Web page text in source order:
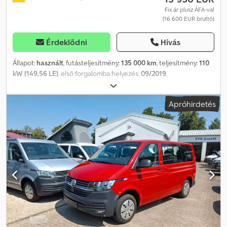
Fix ár plusz ÁFA-val
(16 600 EUR bruttó)
Érdeklődni Hívás
Állapot: használt, futásteljesítmény:135 000 km, teljesítmény:110
kW (149,56 LE), első forgalomba helyezés:09/2019,
, össztömeg:
(TÜV):03/2028, szín:fehér, hajtástípus:mechanikai, kibocsátási
5 300 mm, teljes
1 904 mm, teljes magasság:2 477 mm, raktér hossza:
2 680 mm, raktérmagasság:1 850 mm, Gyártási év: 2019,
Felszereltség:ABS, elektronikus stabilitásprogram (ESP),
koromszűrő, központi zár, légkondicionálás, navigációs
rendszer, állófűtés, VW T6 Hosszú zárt (L2 H2) magas tetővel és
magas oldalsó tolóajtóval, ideális kézműipar és vállalkozások
számára. Műhelyszerelés / Sortimo polcrendszer (részletek
lejjebb) – következő műszaki vizsga: 2028. március Megengedett
össztömeg: 3,2 t (beleértve 16" erősített acélfelnik) Állófűtés,
programozható Ülésfűtés a vezetőülésen Climatic
klímaberendezés pollenszűrővel ++ Klíma nem működik,
Apróhirdetés